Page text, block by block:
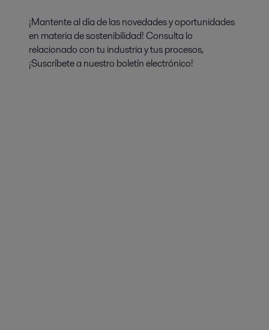
¡Mantente al día de las novedades y oportunidades
en materia de sostenibilidad! Consulta lo
relacionado con tu industria y tus procesos,
¡Suscríbete a nuestro boletín electrónico!